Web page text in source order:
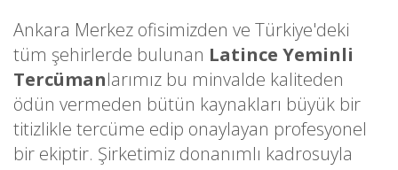
Ankara Merkez ofisimizden ve Türkiye'deki
tüm şehirlerde bulunan Latince Yeminli
Tercümanlarımız bu minvalde kaliteden
ödün vermeden bütün kaynakları büyük bir
titizlikle tercüme edip onaylayan profesyonel
bir ekiptir. Şirketimiz donanımlı kadrosuyla